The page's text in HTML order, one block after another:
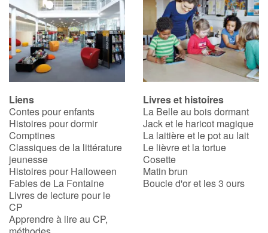
Liens
Contes pour enfants
Histoires pour dormir
Comptines
Classiques de la littérature
jeunesse
Histoires pour Halloween
Fables de La Fontaine
Livres de lecture pour le
CP
Apprendre à lire au CP,
Livres et histoires
La Belle au bois dormant
Jack et le haricot magique
La laitière et le pot au lait
Le lièvre et la tortue
Cosette
Matin brun
Boucle d'or et les 3 ours